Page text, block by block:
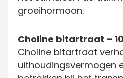
groeihormoon.
Choline bitartraat –
Choline bitartraat
uithoudingsvermogen